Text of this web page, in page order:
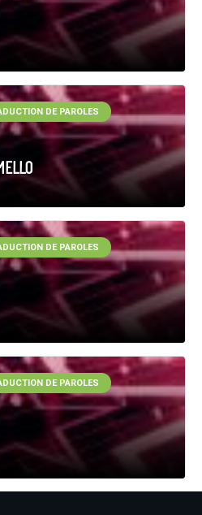
DE PAROLES
DE PAROLES
DE PAROLES